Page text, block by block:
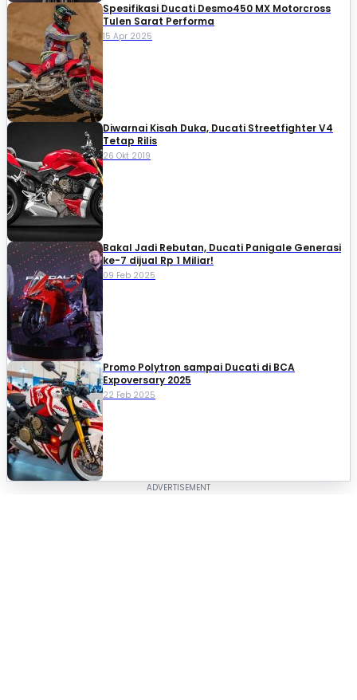
Spesifikasi Ducati Desmo450 MX Motorcross
Tulen Sarat Performa
15 Apr 2025
Diwarnai Kisah Duka, Ducati Streetfighter V4
Tetap Rilis
26 Okt 2019
Bakal Jadi Rebutan, Ducati Panigale Generasi
ke-7 dijual Rp 1 Miliar!
09 Feb 2025
Promo Polytron sampai Ducati di BCA
Expoversary 2025
22 Feb 2025